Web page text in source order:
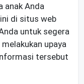
anak Anda
di situs web
untuk segera
upaya
tersebut